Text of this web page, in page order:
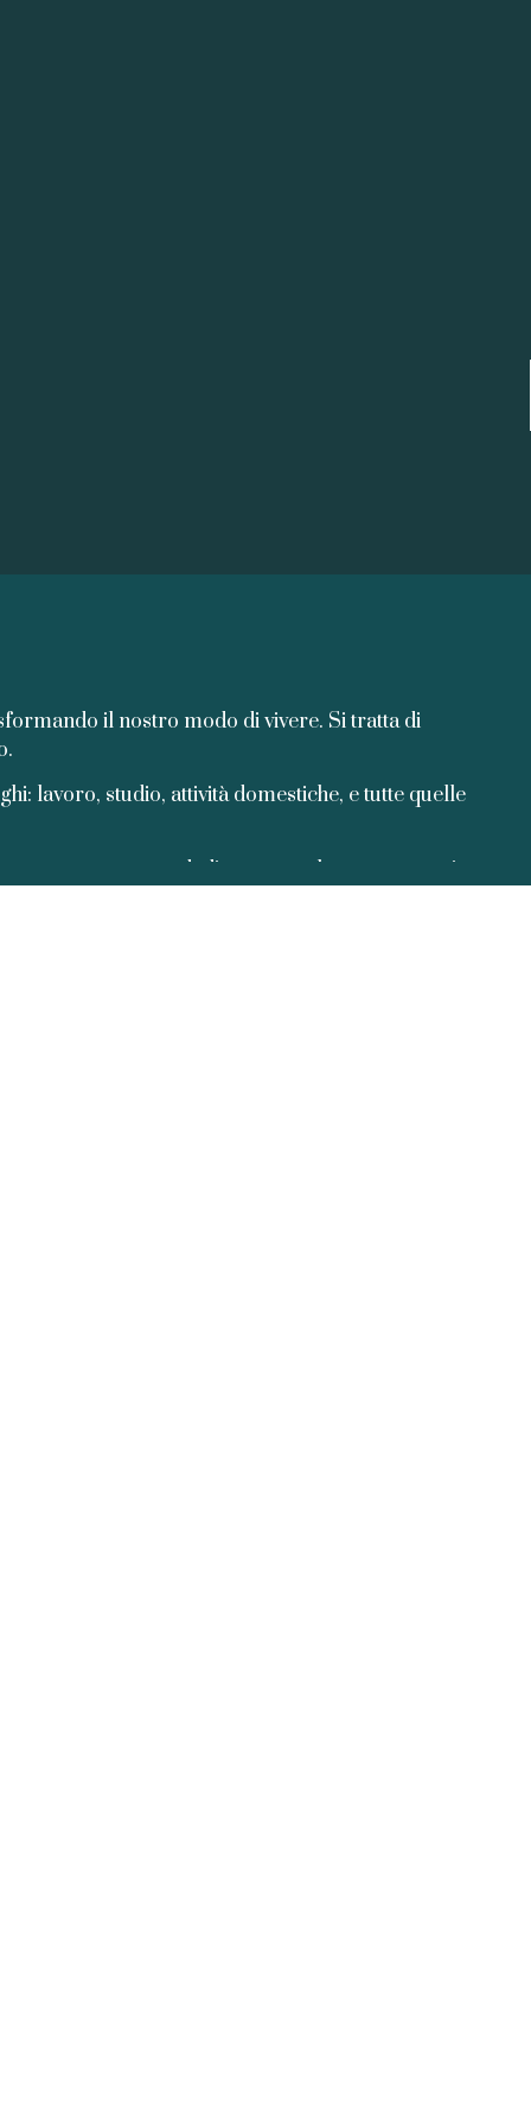
il nostro modo di vivere. Si tratta di
lavoro, studio, attività domestiche, e tutte quelle
questo
tempo dedicato completamente a noi.
nel tuo segno.
nella tua vita, perché tra considerazioni e desideri ci
accompagnarti anche nei momenti più oscuri.
Scopri ciò che il tuo segno zodiacale dice di te.
Gemelli, Bilancia e Acquario. I segni zodiacali
dall’elemento acqua.
segno rispetto agli altri pianeti.